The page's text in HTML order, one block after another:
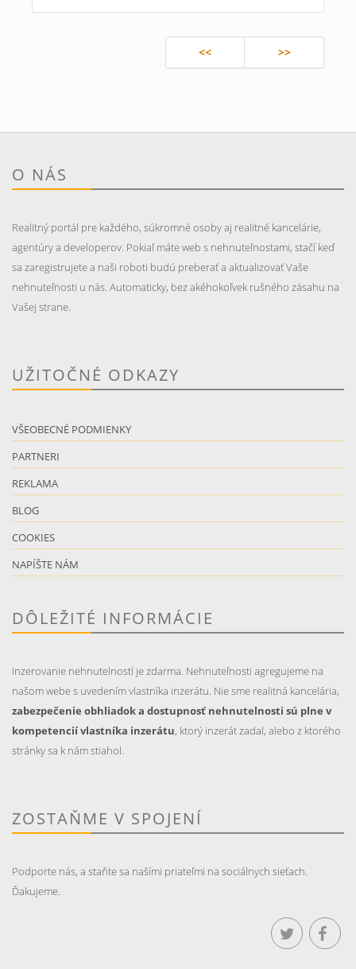
<< >>
O NÁS
Realitný portál pre každého, súkromné osoby aj realitné kancelárie,
agentúry a developerov. Pokiaľ máte web s nehnuteľnostami, stačí keď
sa zaregistrujete a naši roboti budú preberať a aktualizovať Vaše
nehnuteľnosti u nás. Automaticky, bez akéhokoľvek rušného zásahu na
Vašej strane.
UŽITOČNÉ ODKAZY
VŠEOBECNÉ PODMIENKY
PARTNERI
REKLAMA
BLOG
COOKIES
NAPÍŠTE NÁM
DÔLEŽITÉ INFORMÁCIE
Inzerovanie nehnutelností je zdarma. Nehnuteľnosti agregujeme na
našom webe s uvedením vlastníka inzerátu. Nie sme realitná kancelária,
zabezpečenie obhliadok a dostupnosť nehnutelnosti sú plne v
kompetencií vlastníka inzerátu, ktorý inzerát zadal, alebo z ktorého
stránky sa k nám stiahol.
ZOSTAŇME V SPOJENÍ
Podporte nás, a staňte sa našími priateľmi na sociálnych sieťach.
Ďakujeme.